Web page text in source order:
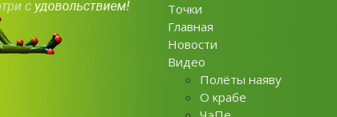
Точки
Главная
Новости
Видео
Полёты наяву
О крабе